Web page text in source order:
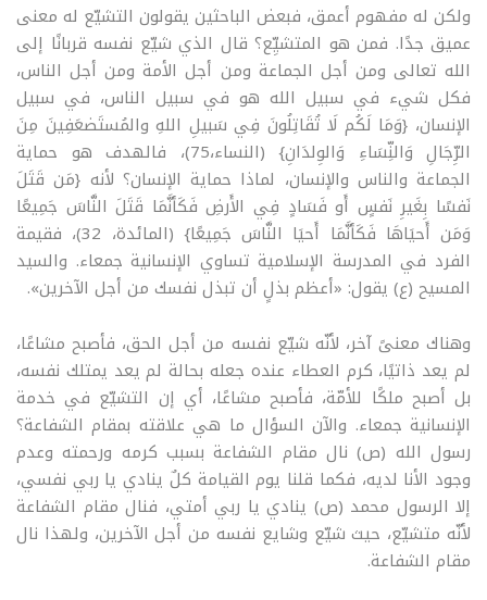
ولكن له مفهوم أعمق، فبعض الباحثين يقولون التشيّع له معنى
عميق جدًا. فمن هو المتشيِّع؟ قال الذي شيّع نفسه قربانًا إلى
الله تعالى ومن أجل الجماعة ومن أجل الأمة ومن أجل الناس،
فكل شيء في سبيل الله هو في سبيل الناس، في سبيل
الإنسان، {وَمَا لَكُم لَا تُقَاتِلُونَ فِي سَبيلِ اللهِ والمُستَضعَفِينَ مِنَ
الرِّجَالِ وَالنِّسَاءِ وَالوِلدَانِ} (النساء،75)، فالهدف هو حماية
الجماعة والناس والإنسان، لماذا حماية الإنسان؟ لأنه {مَن قَتَلَ
نَفسًا بِغَيرِ نَفسٍ أَو فَسَادٍ فِي الأَرضِ فَكَأنَّمَا قَتَلَ النَّاسَ جَمِيعًا
وَمَن أَحيَاهَا فَكَأنَّمَا أَحيَا النَّاسَ جَمِيعًا} (المائدة، 32)، فقيمة
الفرد في المدرسة الإسلامية تساوي الإنسانية جمعاء. والسيد
المسيح (ع) يقول: «أعظم بذلٍ أن تبذل نفسك من أجل الآخرين».
وهناك معنىً آخر، لأنّه شيّع نفسه من أجل الحق، فأصبح مشاعًا،
لم يعد ذاتيًا، كرم العطاء عنده جعله بحالة لم يعد يمتلك نفسه،
بل أصبح ملكًا للأمّة، فأصبح مشاعًا، أي إن التشيّع في خدمة
الإنسانية جمعاء. والآن السؤال ما هي علاقته بمقام الشفاعة؟
رسول الله (ص) نال مقام الشفاعة بسبب كرمه ورحمته وعدم
وجود الأنا لديه، فكما قلنا يوم القيامة كلٌ ينادي يا ربي نفسي،
إلا الرسول محمد (ص) ينادي يا ربي أمتي، فنال مقام الشفاعة
لأنّه متشيّع، حيث شيّع وشايع نفسه من أجل الآخرين، ولهذا نال
مقام الشفاعة.